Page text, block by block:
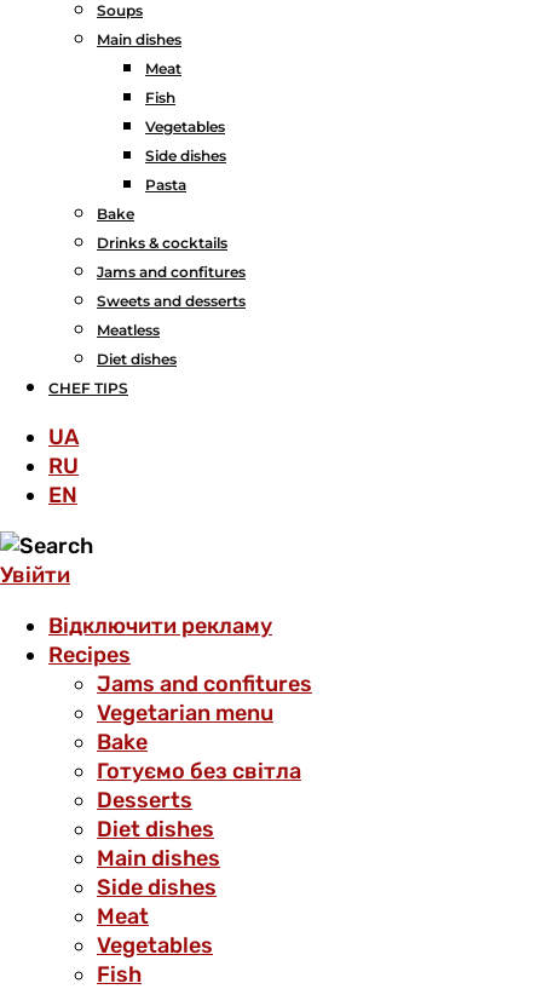
Soups
Main dishes
Meat
Fish
Vegetables
Side dishes
Pasta
Bake
Drinks & cocktails
Jams and confitures
Sweets and desserts
Meatless
Diet dishes
CHEF TIPS
UA
RU
EN
Увійти
Відключити рекламу
Recipes
Jams and confitures
Vegetarian menu
Bake
Готуємо без світла
Desserts
Diet dishes
Main dishes
Side dishes
Meat
Vegetables
Fish